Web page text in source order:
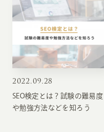
2022.09.28
SEO検定とは？試験の難易度
や勉強方法などを知ろう